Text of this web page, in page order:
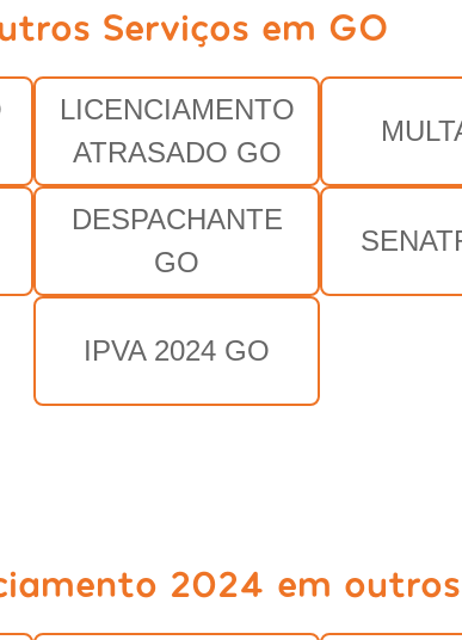
Serviços em GO
LICENCIAMENTO
ATRASADO GO
DESPACHANTE
GO
IPVA 2024 GO
2024 em